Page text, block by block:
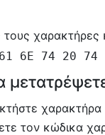
τους
6E 74 20 74
χαρακτήρα
τον κώδικα